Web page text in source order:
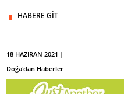
HABERE GİT
18 HAZİRAN 2021 |
Doğa'dan Haberler